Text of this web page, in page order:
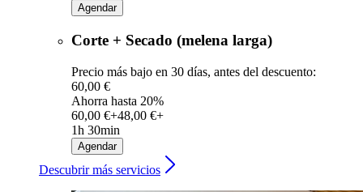
Agendar
Corte + Secado (melena larga)
Precio más bajo en 30 días, antes del descuento:
60,00 €
Ahorra hasta 20%
60,00 €+48,00 €+
1h 30min
Agendar
Descubrir más servicios